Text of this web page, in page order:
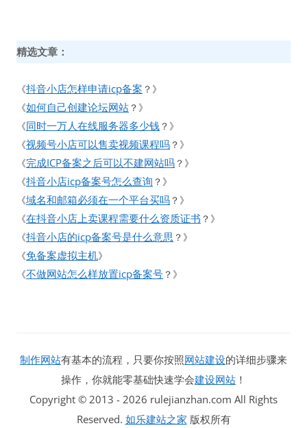
精选文章：
《抖音小店怎样申请icp备案 ？》
《如何自己创建论坛网站 ？》
《同时一万人在线服务器多少钱 ？》
《视频号小店可以售卖视频课程吗 ？》
《完成ICP备案之后可以不建网站吗 ？》
《抖音小店icp备案号怎么查询 ？》
《域名和邮箱必须在一个平台买吗 ？》
《在抖音小店上卖课程需要什么资质证书 ？》
《抖音小店的icp备案号是什么意思 ？》
《免备案虚拟主机》
《不做网站怎么样放置icp备案号 ？》
制作网站有基本的流程，只要你按照网站建设的详细步骤来
操作，你就能零基础快速学会建设网站 ！
Copyright © 2013 - 2026 rulejianzhan.com All Rights
Reserved. 如乐建站之家 版权所有